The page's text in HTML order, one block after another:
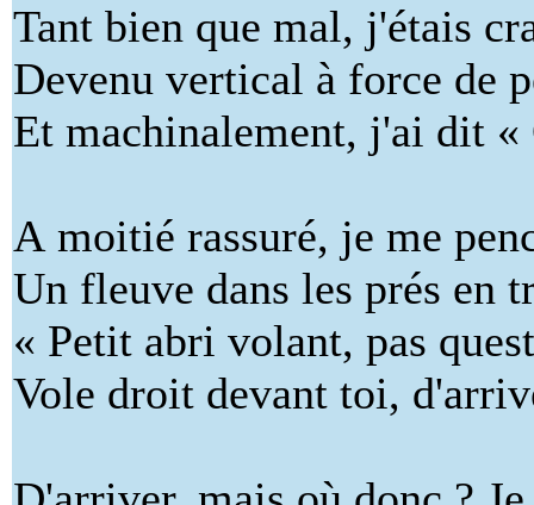
Tant bien que mal, j'étais
Devenu vertical à force de
Et machinalement, j'ai dit «
A moitié rassuré, je me
Un fleuve dans les prés en
« Petit abri volant, pas
Vole droit devant toi,